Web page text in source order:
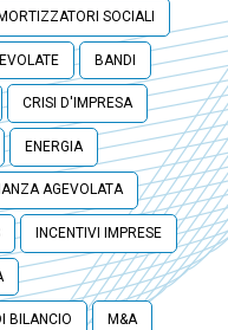
SOCIALI
BANDI
CRISI D'IMPRESA
ENERGIA
AGEVOLATA
INCENTIVI IMPRESE
BILANCIO M&A